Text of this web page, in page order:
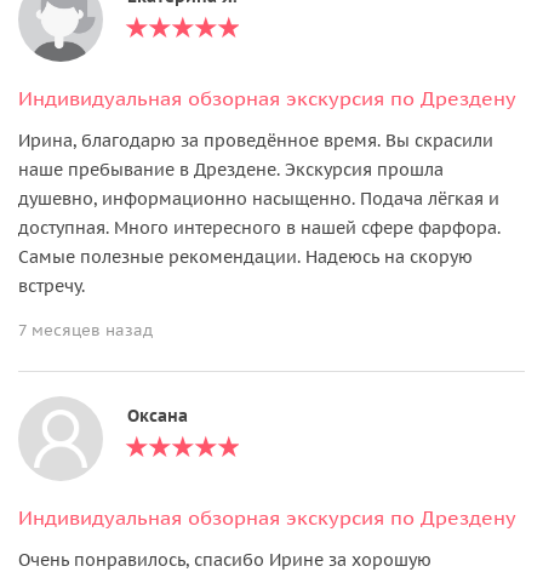
Индивидуальная обзорная экскурсия по Дрездену
Ирина, благодарю за проведённое время. Вы скрасили
наше пребывание в Дрездене. Экскурсия прошла
душевно, информационно насыщенно. Подача лёгкая и
доступная. Много интересного в нашей сфере фарфора.
Самые полезные рекомендации. Надеюсь на скорую
встречу.
7 месяцев назад
Оксана
Индивидуальная обзорная экскурсия по Дрездену
Очень понравилось, спасибо Ирине за хорошую